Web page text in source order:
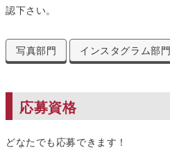
認下さい。
写真部門 インスタグラム部門
応募資格
どなたでも応募できます！